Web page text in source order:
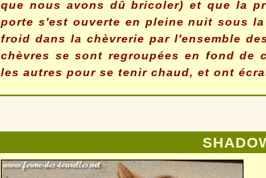
que nous avons dû bricoler) et que la
porte s'est ouverte en pleine nuit sous
froid dans la chèvrerie par l'ensemble
chèvres se sont regroupées en fond de
les autres pour se tenir chaud, et ont